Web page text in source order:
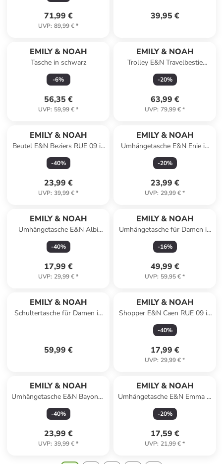
71,99 €
UVP: 89,99 €*
39,95 €
EMILY & NOAH
Tasche in schwarz
-6%
56,35 €
UVP: 59,99 €*
EMILY & NOAH
Trolley E&N Travelbestie
Werner in pink 670
-20%
63,99 €
UVP: 79,99 €*
EMILY & NOAH
Beutel E&N Beziers RUE 09 in
black
-40%
23,99 €
UVP: 39,99 €*
EMILY & NOAH
Umhängetasche E&N Enie in
black
-20%
23,99 €
UVP: 29,99 €*
EMILY & NOAH
Umhängetasche E&N Albi
RUE 09 in lightblue
-40%
17,99 €
UVP: 29,99 €*
EMILY & NOAH
Umhängetasche für Damen in
schwarz
-16%
49,99 €
UVP: 59,95 €*
EMILY & NOAH
Schultertasche für Damen in
59,99 €
EMILY & NOAH
Shopper E&N Caen RUE 09 in
beige 400
-40%
17,99 €
UVP: 29,99 €*
EMILY & NOAH
Umhängetasche E&N Bayonne
RUE 09 in sand
-40%
23,99 €
UVP: 39,99 €*
EMILY & NOAH
Umhängetasche E&N Emma in
black
-20%
17,59 €
UVP: 21,99 €*